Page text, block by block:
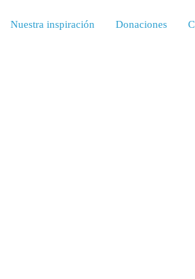
Nuestra inspiración Donaciones